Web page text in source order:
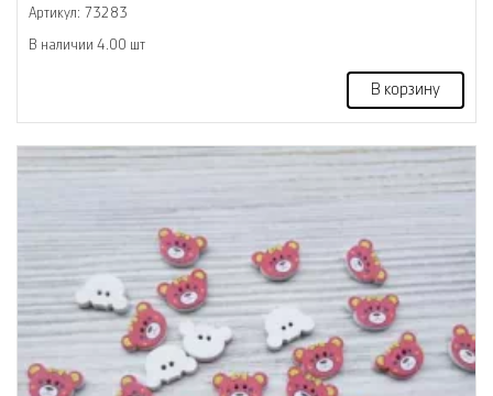
Артикул: 73283
В наличии 4.00 шт
В корзину